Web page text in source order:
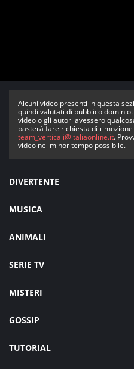
Alcuni video presenti in questa
quindi valutati di pubblico
video o gli autori avessero
basterà fare richiesta di
team_verticali@italiaonline.it.
video nel minor tempo possibile.
DIVERTENTE
MUSICA
ANIMALI
SERIE TV
MISTERI
GOSSIP
TUTORIAL